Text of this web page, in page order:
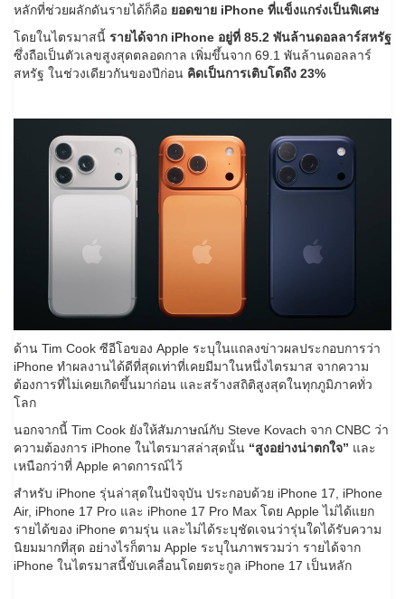
หลักที่ช่วยผลักดันรายได้ก็คือ ยอดขาย iPhone ที่แข็งแกร่งเป็นพิเศษ
โดยในไตรมาสนี้ รายได้จาก iPhone อยู่ที่ 85.2 พันล้านดอลลาร์สหรัฐ
ซึ่งถือเป็นตัวเลขสูงสุดตลอดกาล เพิ่มขึ้นจาก 69.1 พันล้านดอลลาร์
สหรัฐ ในช่วงเดียวกันของปีก่อน คิดเป็นการเติบโตถึง 23%
ด้าน Tim Cook ซีอีโอของ Apple ระบุในแถลงข่าวผลประกอบการว่า
iPhone ทำผลงานได้ดีที่สุดเท่าที่เคยมีมาในหนึ่งไตรมาส จากความ
ต้องการที่ไม่เคยเกิดขึ้นมาก่อน และสร้างสถิติสูงสุดในทุกภูมิภาคทั่ว
โลก
นอกจากนี้ Tim Cook ยังให้สัมภาษณ์กับ Steve Kovach จาก CNBC ว่า
ความต้องการ iPhone ในไตรมาสล่าสุดนั้น “สูงอย่างน่าตกใจ” และ
เหนือกว่าที่ Apple คาดการณ์ไว้
สำหรับ iPhone รุ่นล่าสุดในปัจจุบัน ประกอบด้วย iPhone 17, iPhone
Air, iPhone 17 Pro และ iPhone 17 Pro Max โดย Apple ไม่ได้แยก
รายได้ของ iPhone ตามรุ่น และไม่ได้ระบุชัดเจนว่ารุ่นใดได้รับความ
นิยมมากที่สุด อย่างไรก็ตาม Apple ระบุในภาพรวมว่า รายได้จาก
iPhone ในไตรมาสนี้ขับเคลื่อนโดยตระกูล iPhone 17 เป็นหลัก